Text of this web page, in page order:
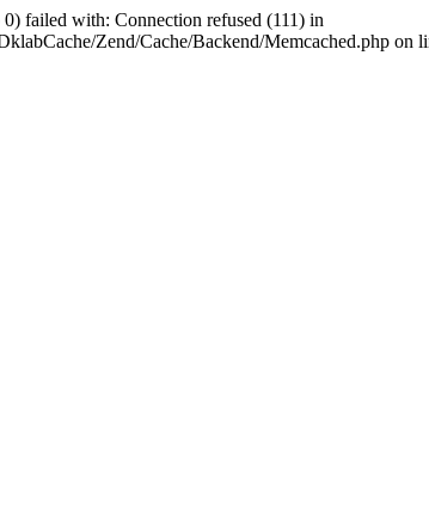
failed with: Connection refused (111) in
Zend/Cache/Backend/Memcached.php on